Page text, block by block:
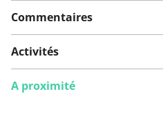
Commentaires
Activités
A proximité